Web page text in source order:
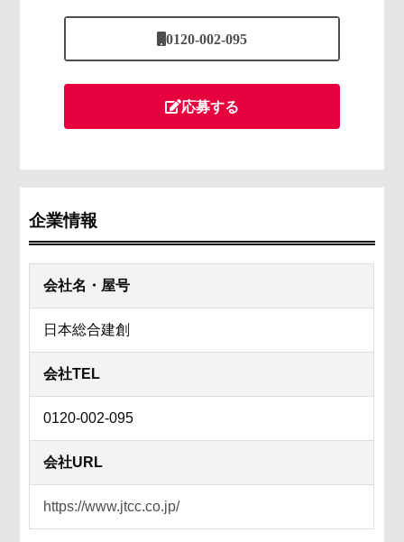
0120-002-095
応募する
企業情報
会社名・屋号
日本総合建創
会社TEL
0120-002-095
会社URL
https://www.jtcc.co.jp/